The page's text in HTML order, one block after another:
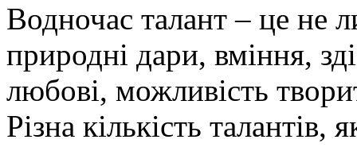
Водночас талант – це не
природні дари, вміння,
любові, можливість
Різна кількість талантів,